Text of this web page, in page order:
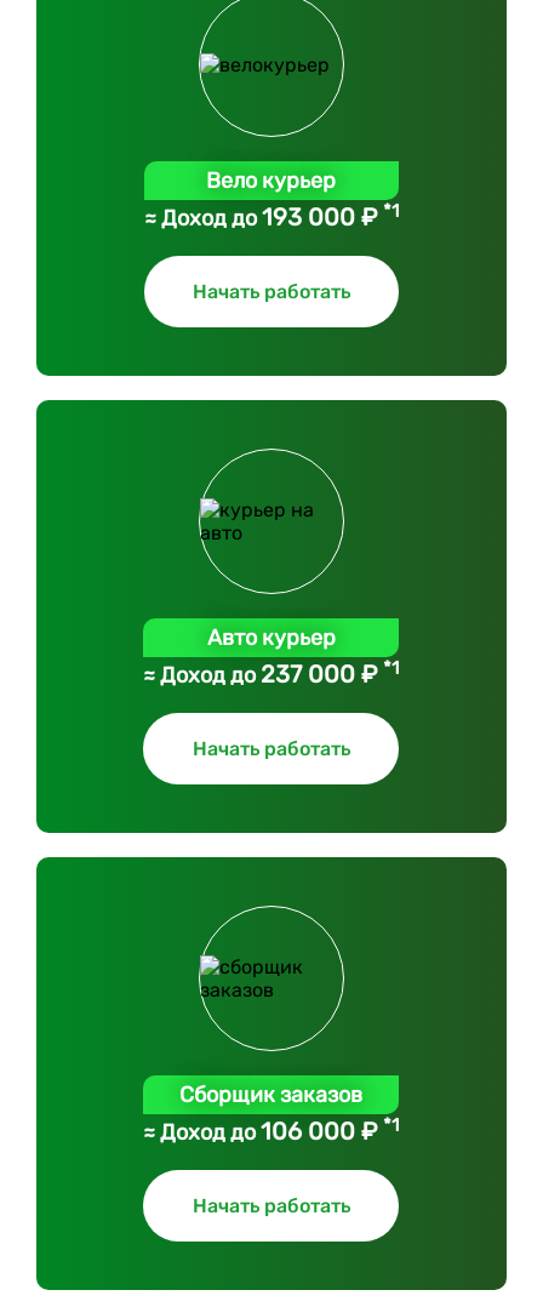
Вело курьер
≈ Доход до193 000 ₽ *1
Начать работать
Авто курьер
≈ Доход до237 000 ₽ *1
Начать работать
Сборщик заказов
≈ Доход до106 000 ₽ *1
Начать работать